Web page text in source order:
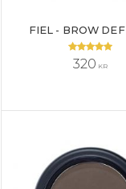
FIEL - BROW
320 KR